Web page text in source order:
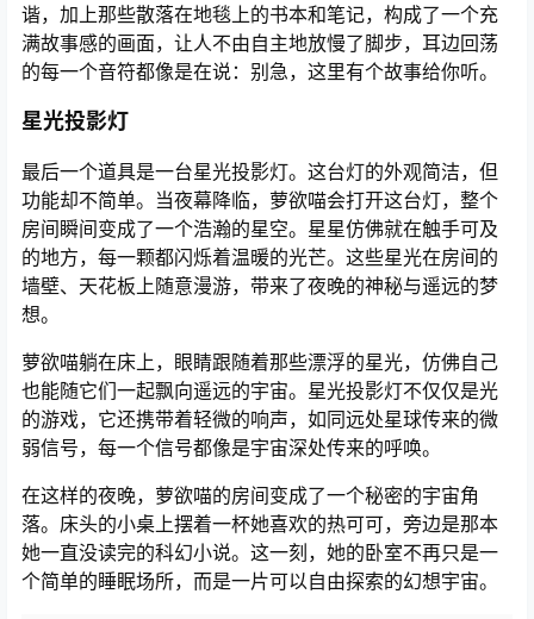
谐，加上那些散落在地毯上的书本和笔记，构成了一个充
满故事感的画面，让人不由自主地放慢了脚步，耳边回荡
的每一个音符都像是在说：别急，这里有个故事给你听。
星光投影灯
最后一个道具是一台星光投影灯。这台灯的外观简洁，但
功能却不简单。当夜幕降临，萝欲喵会打开这台灯，整个
房间瞬间变成了一个浩瀚的星空。星星仿佛就在触手可及
的地方，每一颗都闪烁着温暖的光芒。这些星光在房间的
墙壁、天花板上随意漫游，带来了夜晚的神秘与遥远的梦
想。
萝欲喵躺在床上，眼睛跟随着那些漂浮的星光，仿佛自己
也能随它们一起飘向遥远的宇宙。星光投影灯不仅仅是光
的游戏，它还携带着轻微的响声，如同远处星球传来的微
弱信号，每一个信号都像是宇宙深处传来的呼唤。
在这样的夜晚，萝欲喵的房间变成了一个秘密的宇宙角
落。床头的小桌上摆着一杯她喜欢的热可可，旁边是那本
她一直没读完的科幻小说。这一刻，她的卧室不再只是一
个简单的睡眠场所，而是一片可以自由探索的幻想宇宙。